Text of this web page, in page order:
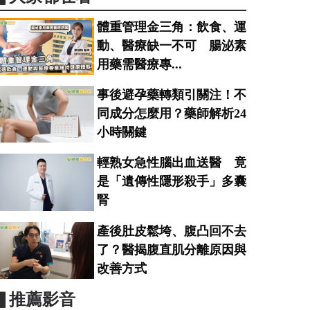
體重管理金三角：飲食、運
動、醫療缺一不可 腸泌素
用藥需醫療專...
事後避孕藥轉類引關注！不
同成分怎麼用？藥師解析24
小時關鍵
輕熟女急性腦出血送醫 竟
是「遺傳性隱形殺手」多囊
腎
產後肚皮鬆垮、腹凸回不去
了？醫揭腹直肌分離原因與
改善方式
薦影音